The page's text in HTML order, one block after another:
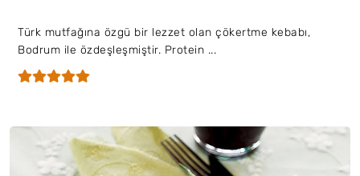
Türk mutfağına özgü bir lezzet olan çökertme kebabı,
Bodrum ile özdeşleşmiştir. Protein ...